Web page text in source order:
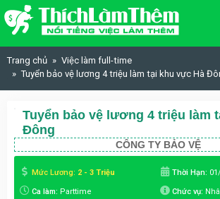
Skip to content
Trang chủ
Việc làm full-time
Tuyển bảo vệ lương 4 triệu làm tại khu vực Hà
Tuyển bảo vệ lương 4 triệu làm
Đông
CÔNG TY BẢO VỆ
Mức Lương: 2 - 3 Triệu Thời Hạn:
Ca làm: Parttime Chức vụ: